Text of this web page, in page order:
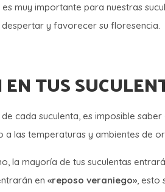
muy importante para nuestras
y favorecer su floresencia.
TUS
cada suculenta, es imposible
las temperaturas y ambientes de
la mayoría de tus suculentas
en«reposo veraniego», esto